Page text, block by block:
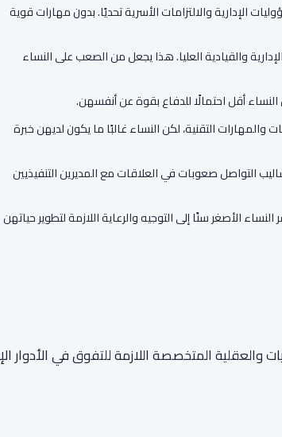
الإدارية والالتزامات الأسرية تحديًا. بدون مهارات قوية
والقيادية العليا. هذا يجعل من الصعب على النساء
أقل احتمالًا للدفاع بقوة عن أنفسهن.
والمهارات التقنية، لكن النساء غالبًا ما يكون لديهن خبرة
التواصل صعوبات في العلاقات مع المديرين التنفيذيين
الأصغر سنًا إلى التوجيه والرعاية اللازمة لتطوير حياتهن
والعقلية المتخصصة اللازمة للتفوق في الأدوار